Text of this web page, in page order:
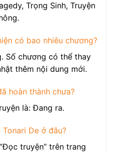
Trọng Sinh, Truyện
có bao nhiêu chương?
Số chương có thể thay
thêm nội dung mới.
hoàn thành chưa?
là: Đang ra.
De ở đâu?
truyện” trên trang